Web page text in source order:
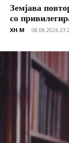
Земјава
со
XH M - 08.08.2026